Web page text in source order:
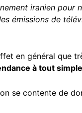
iranien pour
émissions de
en général que
à tout
se contente de